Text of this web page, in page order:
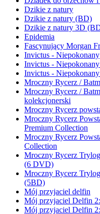
Dzikie z natury
Dzikie z natury (BD)
Dzikie z natury 3D
Epidemia
Fascynujący Morgan
Invictus - Niepokonany
Invictus -
Invictus -
Mroczny Rycerz /
Mroczny Rycerz /
kolekcjonerski
Mroczny Rycerz
Mroczny Rycerz
Premium Collection
Mroczny Rycerz
Collection
Mroczny Rycerz
(6 DVD)
Mroczny Rycerz
(5BD)
Mój przyjaciel delfin
Mój przyjaciel Delfin
Mój przyjaciel Delfin